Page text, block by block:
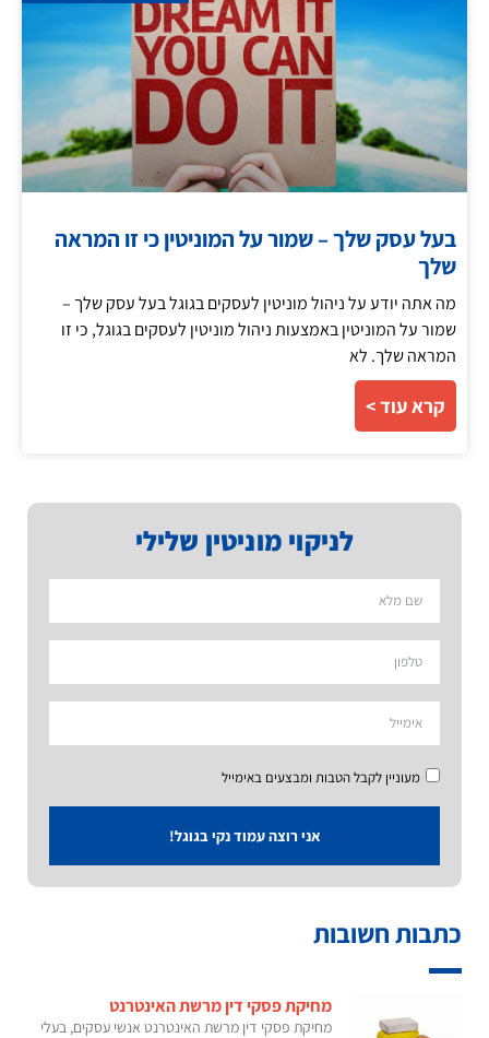
לניקוי מוניטין שלילי
מעוניין לקבל הטבות ומבצעים באימייל
אני רוצה עמוד נקי בגוגל!
כתבות חשובות
מחיקת פסקי דין מרשת האינטרנט
מחיקת פסקי דין מרשת האינטרנט אנשי עסקים, בעלי
בעל עסק שלך – שמור על המוניטין כי זו המראה
שלך
מה אתה יודע על ניהול מוניטין לעסקים בגוגל בעל עסק שלך –
שמור על המוניטין באמצעות ניהול מוניטין לעסקים בגוגל, כי זו
המראה שלך. לא
קרא עוד >